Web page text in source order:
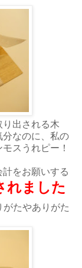
り出される木
なのに、私の
スうれピー！
をお願いする
れました
たやありがた